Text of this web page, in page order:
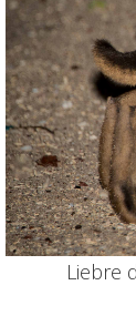
Liebre